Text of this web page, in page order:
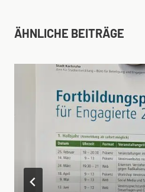
ÄHNLICHE BEITRÄGE